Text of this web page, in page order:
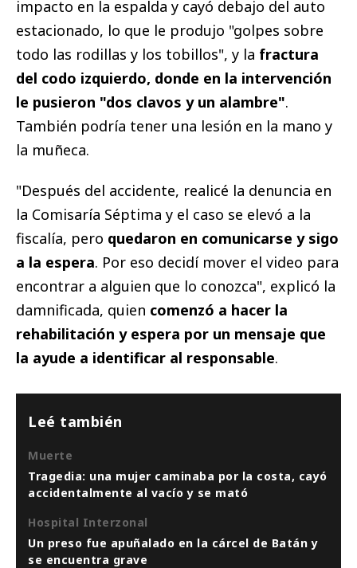
impacto en la espalda y cayó debajo del auto
estacionado, lo que le produjo "golpes sobre
todo las rodillas y los tobillos", y la fractura
del codo izquierdo, donde en la intervención
le pusieron "dos clavos y un alambre".
También podría tener una lesión en la mano y
la muñeca.
"Después del accidente, realicé la denuncia en
la Comisaría Séptima y el caso se elevó a la
fiscalía, pero quedaron en comunicarse y sigo
a la espera. Por eso decidí mover el video para
encontrar a alguien que lo conozca", explicó la
damnificada, quien comenzó a hacer la
rehabilitación y espera por un mensaje que
la ayude a identificar al responsable.
Leé también
Muerte
Tragedia: una mujer caminaba por la costa, cayó
accidentalmente al vacío y se mató
Hospital Interzonal
Un preso fue apuñalado en la cárcel de Batán y
se encuentra grave